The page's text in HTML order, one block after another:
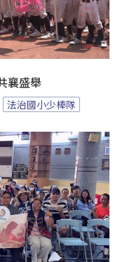
襄盛舉
法治國小少棒隊